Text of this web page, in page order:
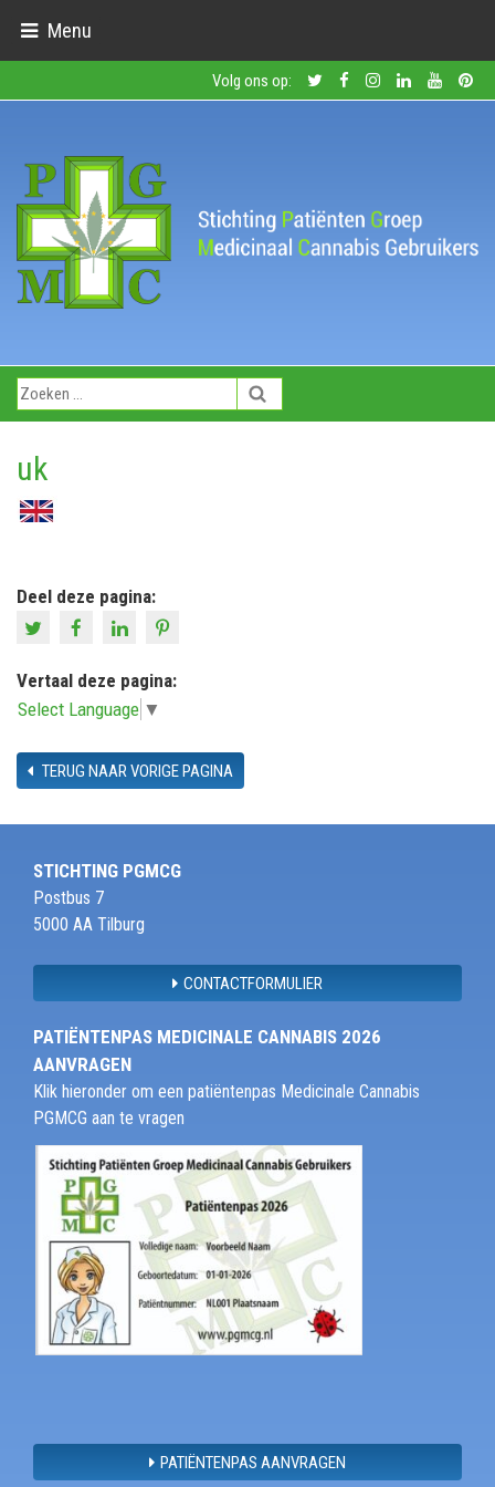
Menu
Volg ons op:
uk
Deel deze pagina:
Vertaal deze pagina:
Select Language ▼
TERUG NAAR VORIGE PAGINA
STICHTING PGMCG
Postbus 7
5000 AA Tilburg
CONTACTFORMULIER
PATIËNTENPAS MEDICINALE CANNABIS 2026
AANVRAGEN
Klik hieronder om een patiëntenpas Medicinale Cannabis
PGMCG aan te vragen
PATIËNTENPAS AANVRAGEN